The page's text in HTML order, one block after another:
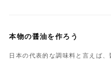
本物の醤油を作ろう
日本の代表的な調味料と言えば、